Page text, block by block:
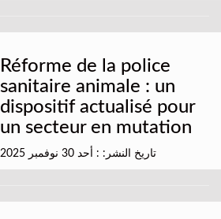
Réforme de la police
sanitaire animale : un
dispositif actualisé pour
un secteur en mutation
تاريخ النشر: : أحد 30 نوفمبر 2025